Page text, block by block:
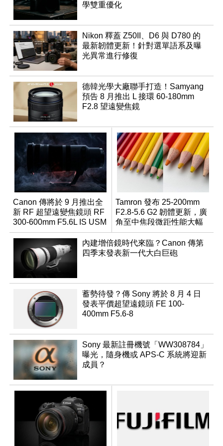
學雙重優化
Nikon 釋蓋 Z50II、D6 與 D780 的
最新韌體更新！針對選單語系及曝
光異常進行修復
德韓光學大廠聯手打造！Samyang
預告 8 月推出 L 接環 60-180mm
F2.8 望遠變焦鏡
Canon 傳將於 9 月推出全
新 RF 超望遠變焦鏡頭 RF
300-600mm F5.6L IS USM
Tamron 發布 25-200mm
F2.8-5.6 G2 韌體更新，廣
角至中焦段微距性能大幅
升級
內建增倍鏡時代來臨？Canon 傳第
四季末發表新一代大白巨砲
蓄勢待發？傳 Sony 將於 8 月 4 日
發表平價超望遠鏡頭 FE 100-
400mm F5.6-8
Sony 最新註冊機號「WW308784」
曝光，隨身機或 APS-C 系統將迎新
成員？